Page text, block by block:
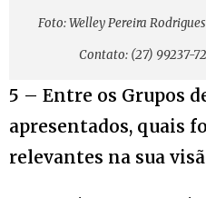
Foto: Welley Pereira
Contato: (27) 99237-
5 – Entre os Grupos
apresentados, quais
relevantes na sua